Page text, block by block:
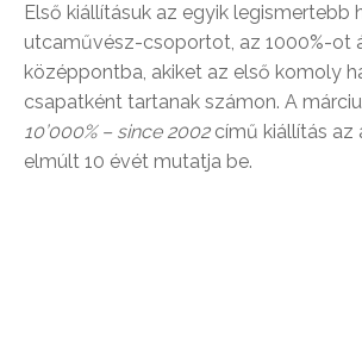
Első kiállításuk az egyik legismertebb
utcaművész-csoportot, az 1000%-ot
középpontba, akiket az első komoly
csapatként tartanak számon. A
10’000% – since 2002című kiállítás az
elmúlt 10 évét mutatja be.